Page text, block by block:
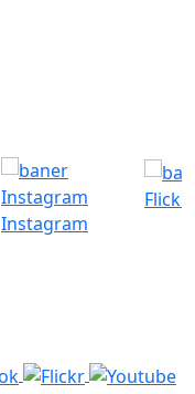
Instagram
Flickr